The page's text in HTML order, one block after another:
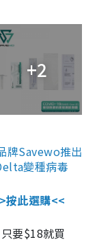
+2
牌Savewo推出
變種病毒
按此選購<<
要$18就買